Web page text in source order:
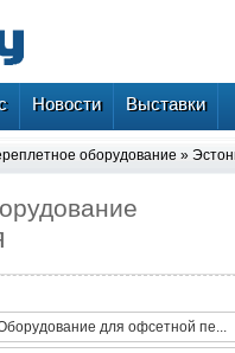
Новости Выставки
оборудование »
для офсетной пе...